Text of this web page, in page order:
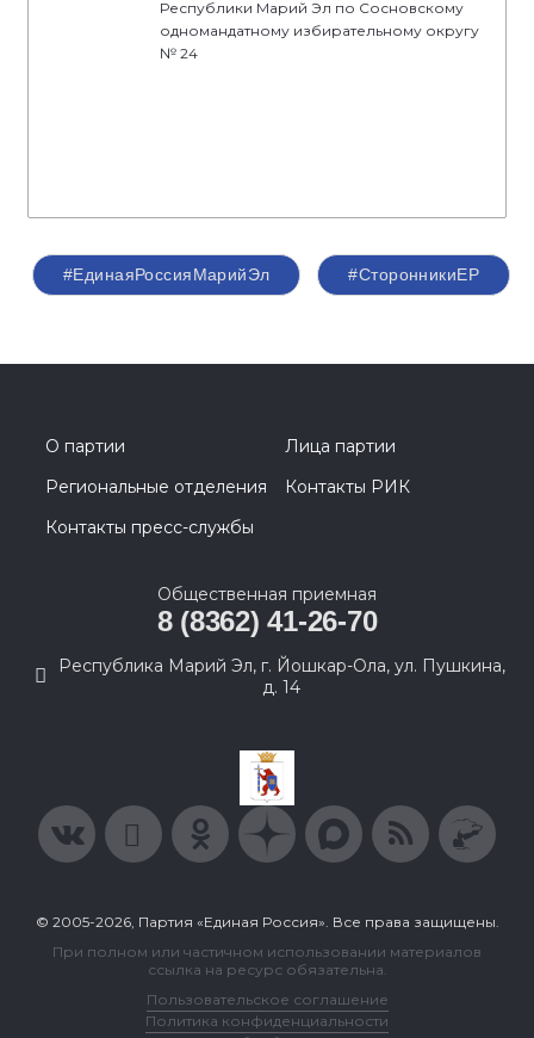
Республики Марий Эл по Сосновскому
одномандатному избирательному округу
№ 24
#ЕдинаяРоссияМарийЭл #СторонникиЕР
О партии
Лица партии
Региональные отделения
Контакты РИК
Контакты пресс-службы
Общественная приемная
8 (8362) 41-26-70
Республика Марий Эл, г. Йошкар-Ола, ул. Пушкина,
д. 14
© 2005-2026, Партия «Единая Россия». Все права защищены.
При полном или частичном использовании материалов
ссылка на ресурс обязательна.
Пользовательское соглашение
Политика конфиденциальности